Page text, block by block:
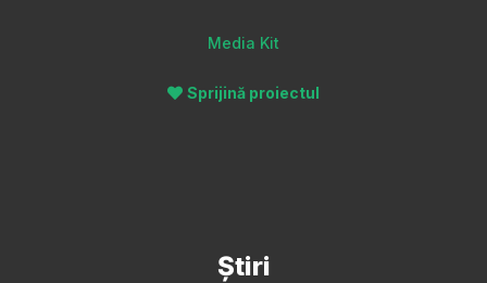
Media Kit
Sprijină proiectul
Știri